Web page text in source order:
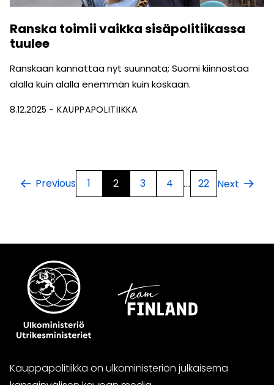
Ranska toimii vaikka sisäpolitiikassa
tuulee
Ranskaan kannattaa nyt suunnata; Suomi kiinnostaa
alalla kuin alalla enemmän kuin koskaan.
8.12.2025 KAUPPAPOLITIIKKA
Previous 1 2 3 4 … 22 Next
Kauppapolitiikka on ulkoministeriön julkaisema